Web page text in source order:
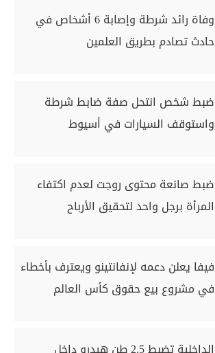
وفاة رائد شرطة وإصابة 6 أشخاص في
حادث تصادم بطريق العلمين
ضبط شخص انتحل صفة ضابط شرطة
واستوقف السيارات في أسيوط
ضبط صانعة محتوى روجت لعدم اكتفاء
المرأة برجل واحد لتحقيق الأرباح
فيفا يعلن دعمه لإنفانتينو ويعترف بأخطاء
في مشروع بيع حقوق كأس العالم